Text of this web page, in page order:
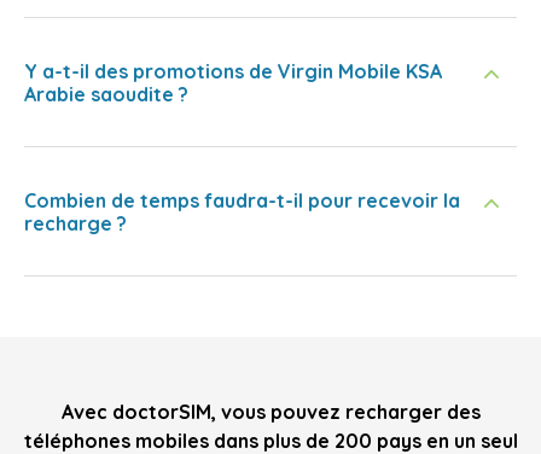
Y a-t-il des promotions de Virgin Mobile KSA
Arabie saoudite ?
Combien de temps faudra-t-il pour recevoir la
recharge ?
Avec doctorSIM, vous pouvez recharger des
téléphones mobiles dans plus de 200 pays en un seul